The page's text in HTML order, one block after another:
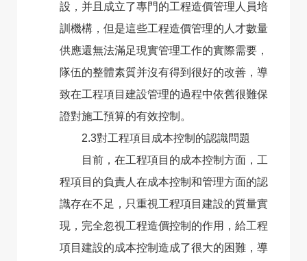
設，并且成立了專門的工程造價管理人員培
訓機構，但是這些工程造價管理的人才數量
供應還無法滿足現實管理工作的實際需要，
隊伍的整體素質并沒有得到很好的改善，導
致在工程項目建設管理的過程中依舊很難保
證對施工預算的有效控制。
2.3對工程項目成本控制的認識問題
目前，在工程項目的成本控制方面，工
程項目的負責人在成本控制和管理方面的認
識存在不足，只重視工程項目建設的質量實
現，完全忽視工程造價控制的作用，給工程
項目建設的成本控制造成了很大的困難，導